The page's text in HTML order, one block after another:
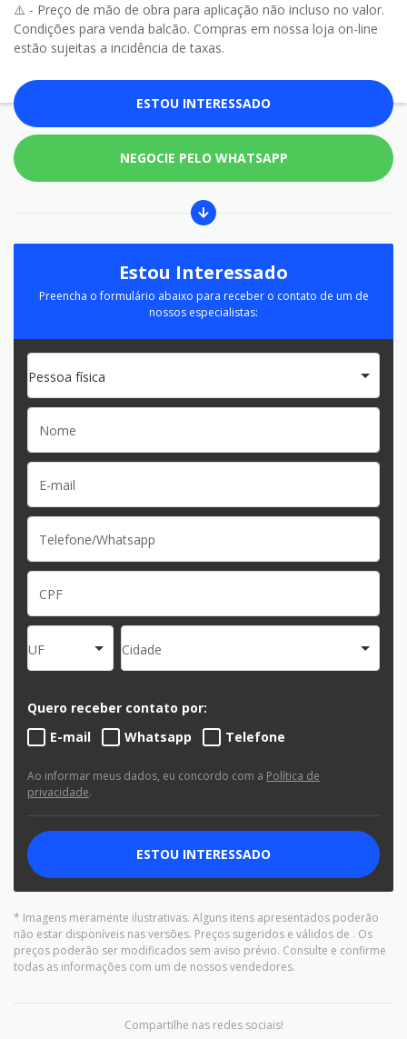
⚠️ - Preço de mão de obra para aplicação não incluso no valor.
Condições para venda balcão. Compras em nossa loja on-line
estão sujeitas a incidência de taxas.
ESTOU INTERESSADO
NEGOCIE PELO WHATSAPP
Estou Interessado
Preencha o formulário abaixo para receber o contato de um de
nossos especialistas:
Pessoa física
UF Cidade
Quero receber contato por:
E-mail
Whatsapp Telefone
Ao informar meus dados, eu concordo com a Política de
privacidade.
ESTOU INTERESSADO
* Imagens meramente ilustrativas. Alguns itens apresentados poderão
não estar disponíveis nas versões. Preços sugeridos e válidos de . Os
preços poderão ser modificados sem aviso prévio. Consulte e confirme
todas as informações com um de nossos vendedores.
Compartilhe nas redes sociais!